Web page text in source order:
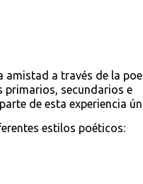
a través de la
primarios, secundarios e
de esta experiencia
estilos poéticos: